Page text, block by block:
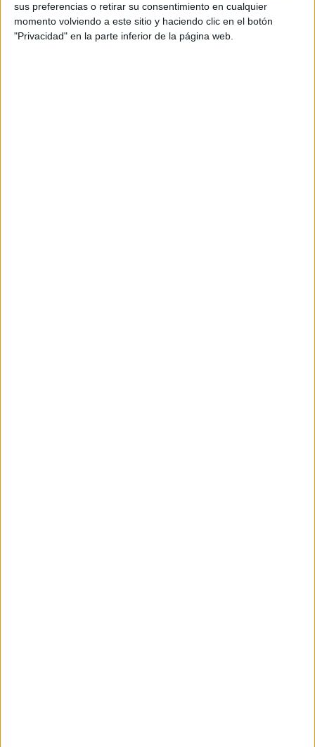
sus preferencias o retirar su consentimiento en cualquier
momento volviendo a este sitio y haciendo clic en el botón
"Privacidad" en la parte inferior de la página web.
SHARE